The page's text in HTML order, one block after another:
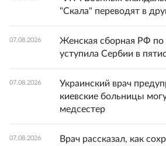
"Скала" переводят в
07.08.2026
Женская сборная РФ по
уступила Сербии в
07.08.2026
Украинский врач
киевские больницы
медсестер
07.08.2026 Врач рассказал, как